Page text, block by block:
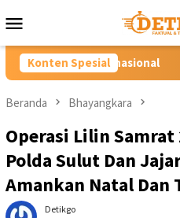
ke
Mobile
Konten Spesial
Hartini Ngadiorejo
Beranda Bhayangkara
Operasi Lilin
Polda Sulut Dan
Amankan Natal Dan
Detikgo